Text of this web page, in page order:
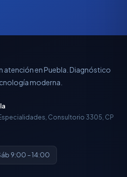
atención en Puebla. Diagnóstico
moderna.
Consultorio 3305, CP
9:00 – 14:00